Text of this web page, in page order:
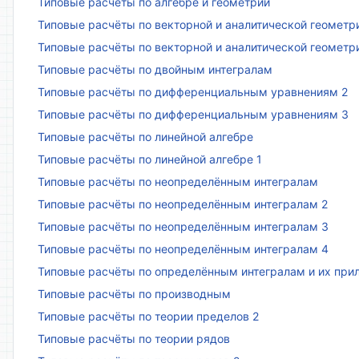
Типовые расчёты по векторной и аналитической
Типовые расчёты по векторной и аналитической
Типовые расчёты по двойным интегралам
Типовые расчёты по дифференциальным уравнениям 2
Типовые расчёты по дифференциальным уравнениям 3
Типовые расчёты по линейной алгебре
Типовые расчёты по линейной алгебре 1
Типовые расчёты по неопределённым интегралам
Типовые расчёты по неопределённым интегралам 2
Типовые расчёты по неопределённым интегралам 3
Типовые расчёты по неопределённым интегралам 4
Типовые расчёты по определённым интегралам и их
Типовые расчёты по производным
Типовые расчёты по теории пределов 2
Типовые расчёты по теории рядов